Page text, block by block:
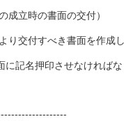
成立時の書面の交付）
り交付すべき書面を作成し
に記名押印させなければな